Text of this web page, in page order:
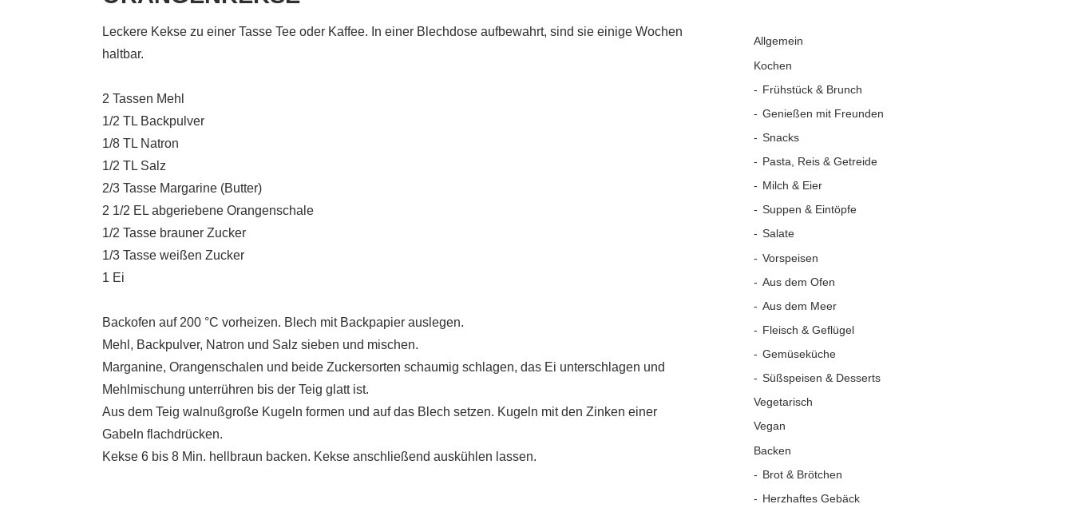
Leckere Kekse zu einer Tasse Tee oder Kaffee. In einer Blechdose aufbewahrt, sind sie einige Wochen
haltbar.
2 Tassen Mehl
1/2 TL Backpulver
1/8 TL Natron
1/2 TL Salz
2/3 Tasse Margarine (Butter)
2 1/2 EL abgeriebene Orangenschale
1/2 Tasse brauner Zucker
1/3 Tasse weißen Zucker
1 Ei
Backofen auf 200 °C vorheizen. Blech mit Backpapier auslegen.
Mehl, Backpulver, Natron und Salz sieben und mischen.
Marganine, Orangenschalen und beide Zuckersorten schaumig schlagen, das Ei unterschlagen und
Mehlmischung unterrühren bis der Teig glatt ist.
Aus dem Teig walnußgroße Kugeln formen und auf das Blech setzen. Kugeln mit den Zinken einer
Gabeln flachdrücken.
Kekse 6 bis 8 Min. hellbraun backen. Kekse anschließend auskühlen lassen.
Allgemein
Kochen
Frühstück & Brunch
Genießen mit Freunden
Snacks
Pasta, Reis & Getreide
Milch & Eier
Suppen & Eintöpfe
Salate
Vorspeisen
Aus dem Ofen
Aus dem Meer
Fleisch & Geflügel
Gemüseküche
Süßspeisen & Desserts
Vegetarisch
Vegan
Backen
Brot & Brötchen
Herzhaftes Gebäck